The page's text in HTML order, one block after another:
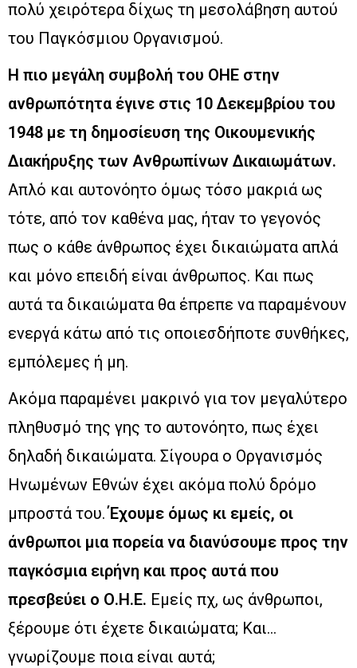
πολύ χειρότερα δίχως τη μεσολάβηση αυτού
του Παγκόσμιου Οργανισμού.
Η πιο μεγάλη συμβολή του ΟΗΕ στην
ανθρωπότητα έγινε στις 10 Δεκεμβρίου του
1948 με τη δημοσίευση της Οικουμενικής
Διακήρυξης των Ανθρωπίνων Δικαιωμάτων.
Απλό και αυτονόητο όμως τόσο μακριά ως
τότε, από τον καθένα μας, ήταν το γεγονός
πως ο κάθε άνθρωπος έχει δικαιώματα απλά
και μόνο επειδή είναι άνθρωπος. Και πως
αυτά τα δικαιώματα θα έπρεπε να παραμένουν
ενεργά κάτω από τις οποιεσδήποτε συνθήκες,
εμπόλεμες ή μη.
Ακόμα παραμένει μακρινό για τον μεγαλύτερο
πληθυσμό της γης το αυτονόητο, πως έχει
δηλαδή δικαιώματα. Σίγουρα ο Οργανισμός
Ηνωμένων Εθνών έχει ακόμα πολύ δρόμο
μπροστά του.Έχουμε όμως κι εμείς, οι
άνθρωποι μια πορεία να διανύσουμε προς την
παγκόσμια ειρήνη και προς αυτά που
πρεσβεύει ο Ο.Η.Ε. Εμείς πχ, ως άνθρωποι,
ξέρουμε ότι έχετε δικαιώματα; Και…
γνωρίζουμε ποια είναι αυτά;